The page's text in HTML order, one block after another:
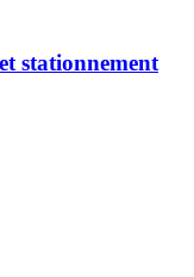
stationnement